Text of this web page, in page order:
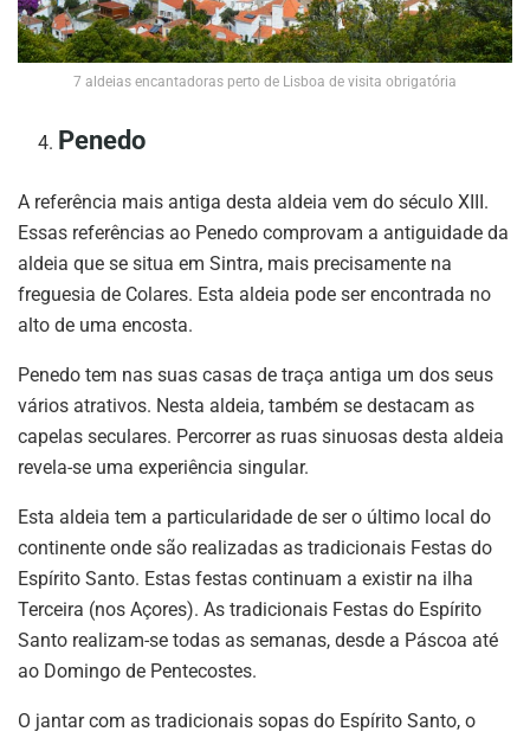
7 aldeias encantadoras perto de Lisboa de visita obrigatória
Penedo
A referência mais antiga desta aldeia vem do século XIII.
Essas referências ao Penedo comprovam a antiguidade da
aldeia que se situa em Sintra, mais precisamente na
freguesia de Colares. Esta aldeia pode ser encontrada no
alto de uma encosta.
Penedo tem nas suas casas de traça antiga um dos seus
vários atrativos. Nesta aldeia, também se destacam as
capelas seculares. Percorrer as ruas sinuosas desta aldeia
revela-se uma experiência singular.
Esta aldeia tem a particularidade de ser o último local do
continente onde são realizadas as tradicionais Festas do
Espírito Santo. Estas festas continuam a existir na ilha
Terceira (nos Açores). As tradicionais Festas do Espírito
Santo realizam-se todas as semanas, desde a Páscoa até
ao Domingo de Pentecostes.
O jantar com as tradicionais sopas do Espírito Santo, o